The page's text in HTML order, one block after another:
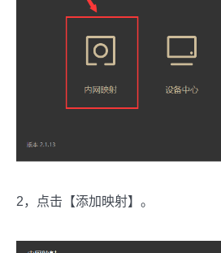
2，点击【添加映射】。